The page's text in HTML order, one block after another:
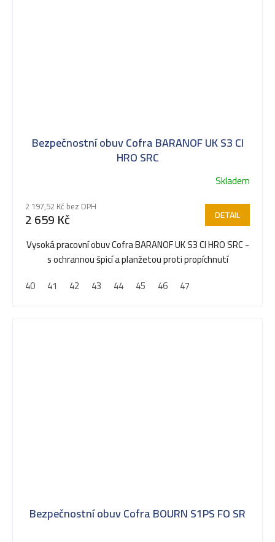
Bezpečnostní obuv Cofra BARANOF UK S3 CI
HRO SRC
hodnocení
produktu
je
5,0
hvězdiček.
Skladem
2 197,52 Kč bez DPH
2 659 Kč DETAIL
Vysoká pracovní obuv Cofra BARANOF UK S3 CI HRO SRC -
s ochrannou špicí a planžetou proti propíchnutí
40
41 42 43 44 45 46 47
Bezpečnostní obuv Cofra BOURN S1PS FO SR